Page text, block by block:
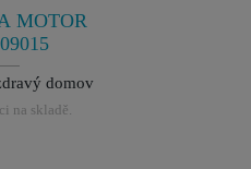
MOTOR
domov
na skladě.